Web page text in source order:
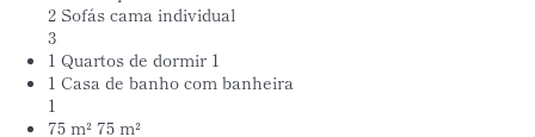
2 Sofás cama individual
3
1 Quartos de dormir 1
1 Casa de banho com banheira
1
75 m² 75 m²